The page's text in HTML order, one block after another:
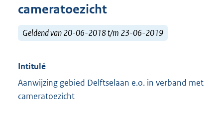
cameratoezicht
Geldend van 20-06-2018 t/m 23-06-2019
Intitulé
Aanwijzing gebied Delftselaan e.o. in verband met
cameratoezicht